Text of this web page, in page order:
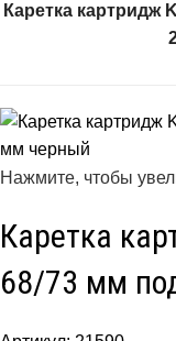
Каретка картридж
Нажмите, чтобы
Каретка
68/73 мм